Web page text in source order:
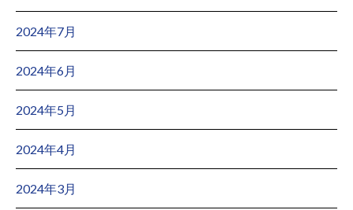
2024年7月
2024年6月
2024年5月
2024年4月
2024年3月